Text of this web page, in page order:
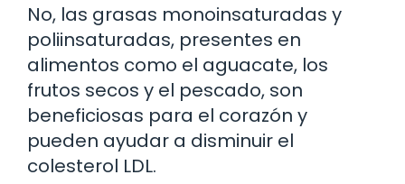
No, las grasas monoinsaturadas y
poliinsaturadas, presentes en
alimentos como el aguacate, los
frutos secos y el pescado, son
beneficiosas para el corazón y
pueden ayudar a disminuir el
colesterol LDL.